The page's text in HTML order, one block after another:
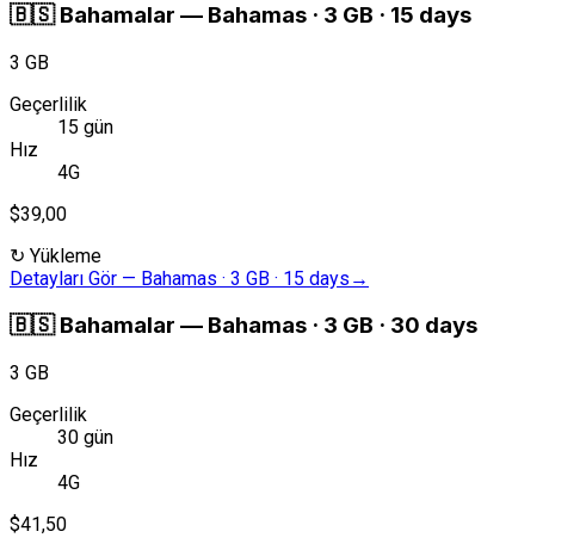
🇧🇸 Bahamalar — Bahamas · 3 GB · 15 days
3 GB
Geçerlilik
15 gün
Hız
4G
$39,00
↻ Yükleme
Detayları Gör — Bahamas · 3 GB · 15 days →
🇧🇸 Bahamalar — Bahamas · 3 GB · 30 days
3 GB
Geçerlilik
30 gün
Hız
4G
$41,50